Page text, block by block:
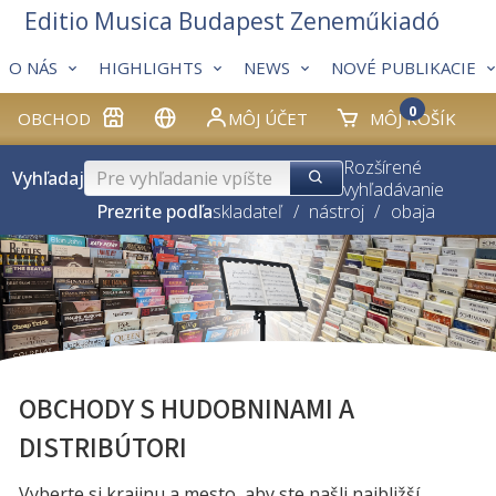
OBCHOD MÔJ ÚČET MÔJ KOŠÍK
0
O NÁS HIGHLIGHTS NEWS NOVÉ PUBLIKACIE
Editio Musica Budapest Zeneműkiadó
Vyhľadaj
Rozšírené
vyhľadávanie
Prezrite podľaskladateľ / nástroj / obaja
OBCHODY S HUDOBNINAMI A
DISTRIBÚTORI